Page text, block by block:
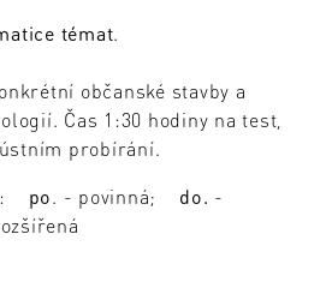
témat.
občanské stavby a
Čas 1:30 hodiny na test,
probírání.
po. - povinná; do. -